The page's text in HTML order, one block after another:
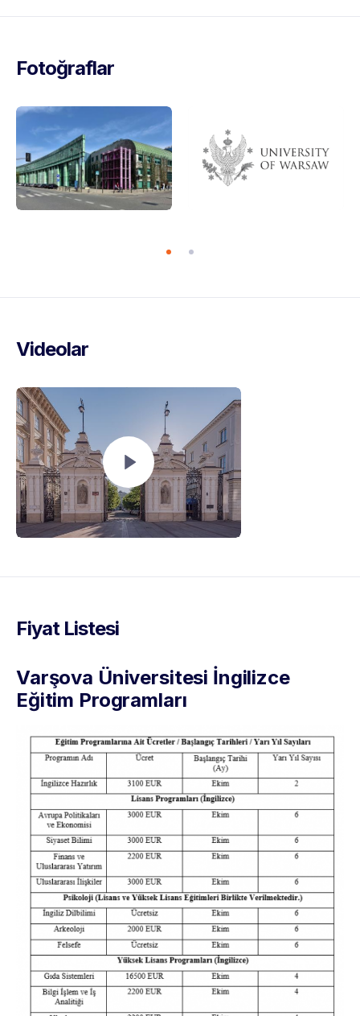
Fotoğraflar
Videolar
Fiyat Listesi
Varşova Üniversitesi İngilizce
Eğitim Programları